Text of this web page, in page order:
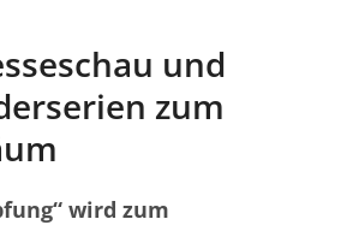
und
zum
wird zum